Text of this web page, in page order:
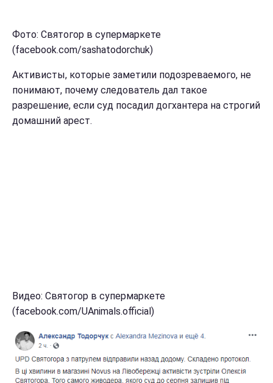
Фото: Святогор в супермаркете
(facebook.com/sashatodorchuk)
Активисты, которые заметили подозреваемого, не
понимают, почему следователь дал такое
разрешение, если суд посадил догхантера на строгий
домашний арест.
Видео: Святогор в супермаркете
(facebook.com/UAnimals.official)